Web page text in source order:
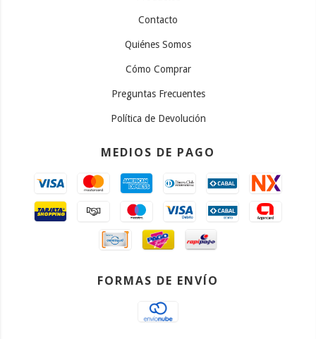
Contacto
Quiénes Somos
Cómo Comprar
Preguntas Frecuentes
Política de Devolución
MEDIOS DE PAGO
FORMAS DE ENVÍO